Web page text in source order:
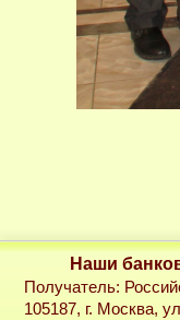
Наши
Получатель:
105187, г. Москва,